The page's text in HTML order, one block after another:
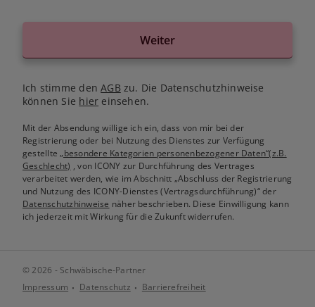
Weiter
Ich stimme denAGB zu. Die Datenschutzhinweise
können Sie hier einsehen.
Mit der Absendung willige ich ein, dass von mir bei der
Registrierung oder bei Nutzung des Dienstes zur Verfügung
gestellte„besondere Kategorien personenbezogener Daten“(z.B.
Geschlecht) , von ICONY zur Durchführung des Vertrages
verarbeitet werden, wie im Abschnitt „Abschluss der Registrierung
und Nutzung des ICONY-Dienstes (Vertragsdurchführung)“ der
Datenschutzhinweise näher beschrieben. Diese Einwilligung kann
ich jederzeit mit Wirkung für die Zukunft widerrufen.
© 2026 - Schwäbische-Partner
Impressum
Datenschutz Barrierefreiheit